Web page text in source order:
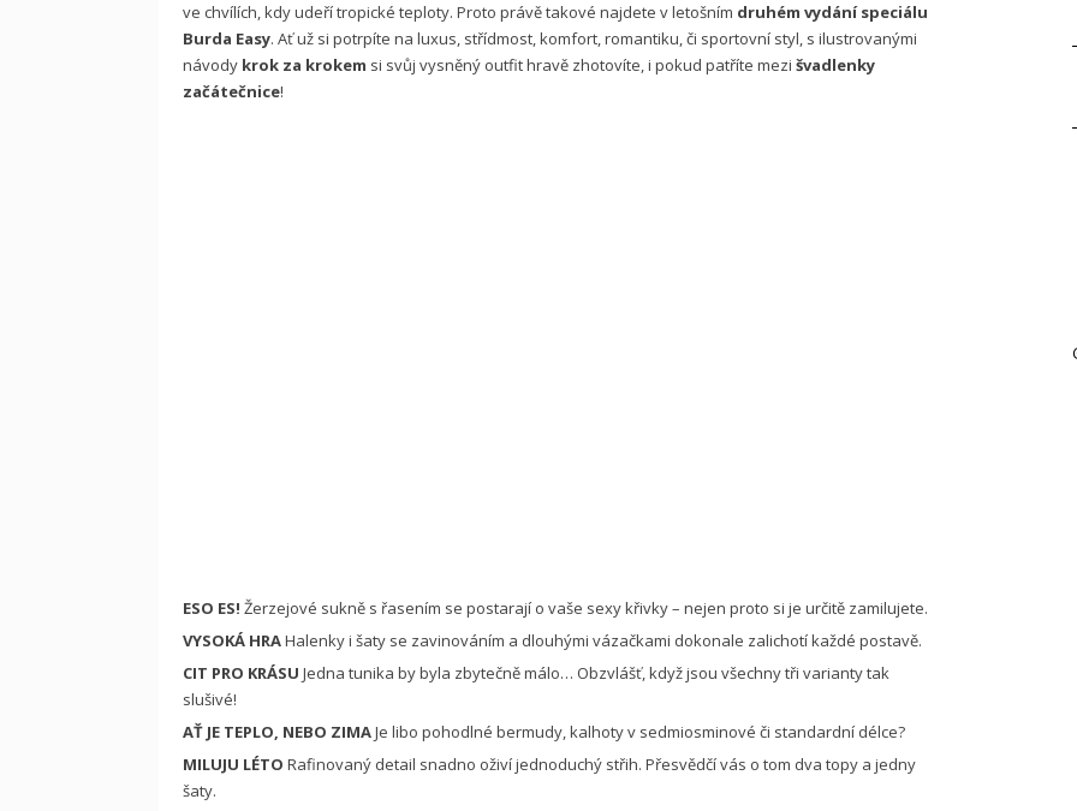
ve chvílích, kdy udeří tropické teploty. Proto právě takové najdete v letošním druhém vydání speciálu
Burda Easy. Ať už si potrpíte na luxus, střídmost, komfort, romantiku, či sportovní styl, s ilustrovanými
návody krok za krokem si svůj vysněný outfit hravě zhotovíte, i pokud patříte mezi švadlenky
začátečnice!
ESO ES! Žerzejové sukně s řasením se postarají o vaše sexy křivky – nejen proto si je určitě zamilujete.
VYSOKÁ HRAHalenky i šaty se zavinováním a dlouhými vázačkami dokonale zalichotí každé postavě.
CIT PRO KRÁSU Jedna tunika by byla zbytečně málo… Obzvlášť, když jsou všechny tři varianty tak
slušivé!
AŤ JE TEPLO, NEBO ZIMAJe libo pohodlné bermudy, kalhoty v sedmiosminové či standardní délce?
MILUJU LÉTO Rafinovaný detail snadno oživí jednoduchý střih. Přesvědčí vás o tom dva topy a jedny
šaty.